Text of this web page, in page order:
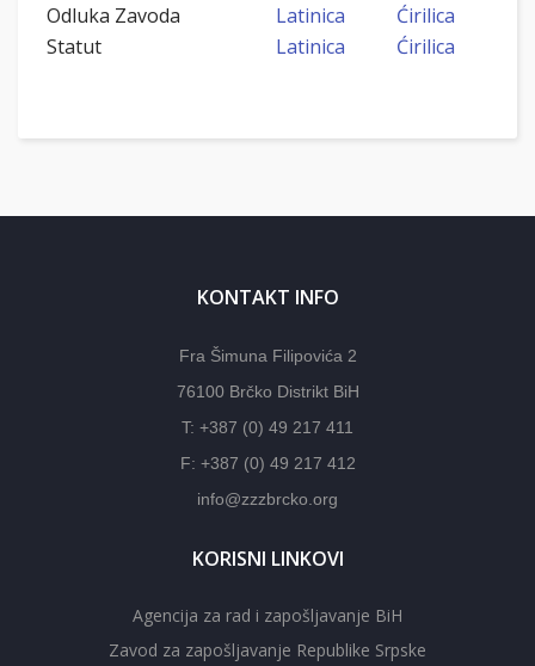
Odluka Zavoda
Latinica
Ćirilica
Statut
Latinica Ćirilica
KONTAKT INFO
Fra Šimuna Filipovića 2
76100 Brčko Distrikt BiH
T: +387 (0) 49 217 411
F: +387 (0) 49 217 412
info@zzzbrcko.org
KORISNI LINKOVI
Agencija za rad i zapošljavanje BiH
Zavod za zapošljavanje Republike Srpske